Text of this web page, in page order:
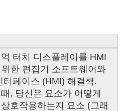
터치 디스플레이를 HMI
한 편집기 소프트웨어와
터페이스 (HMI) 해결책.
, 당신은 요소가 어떻게
호작용하는지 요소 (그래